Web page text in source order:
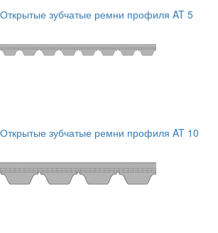
Открытые зубчатые ремни профиля AT 5
Открытые зубчатые ремни профиля AT 10